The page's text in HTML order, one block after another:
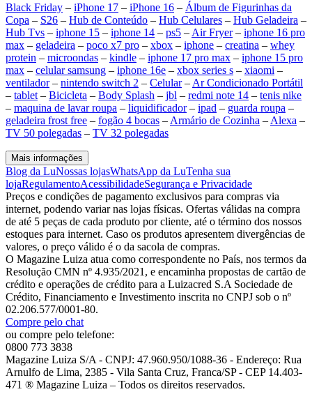
Black Friday – iPhone 17 – iPhone 16 – Álbum de Figurinhas da
Copa – S26 – Hub de Conteúdo – Hub Celulares – Hub Geladeira –
Hub Tvs – iphone 15 – iphone 14 – ps5 – Air Fryer– iphone 16 pro
max – geladeira – poco x7 pro – xbox – iphone – creatina – whey
protein – microondas – kindle – iphone 17 pro max – iphone 15 pro
max – celular samsung – iphone 16e – xbox series s – xiaomi –
ventilador– nintendo switch 2 – Celular– Ar Condicionado Portátil
– tablet – Bicicleta – Body Splash – jbl – redmi note 14 – tenis nike
– maquina de lavar roupa – liquidificador– ipad – guarda roupa –
geladeira frost free – fogão 4 bocas – Armário de Cozinha – Alexa –
TV 50 polegadas – TV 32 polegadas
Mais informações
Blog da LuNossas lojasWhatsApp da LuTenha sua
lojaRegulamentoAcessibilidadeSegurança e Privacidade
Preços e condições de pagamento exclusivos para compras via
internet, podendo variar nas lojas físicas. Ofertas válidas na compra
de até 5 peças de cada produto por cliente, até o término dos nossos
estoques para internet. Caso os produtos apresentem divergências de
valores, o preço válido é o da sacola de compras.
O Magazine Luiza atua como correspondente no País, nos termos da
Resolução CMN nº 4.935/2021, e encaminha propostas de cartão de
crédito e operações de crédito para a Luizacred S.A Sociedade de
Crédito, Financiamento e Investimento inscrita no CNPJ sob o nº
02.206.577/0001-80.
Compre pelo chat
ou compre pelo telefone:
0800 773 3838
Magazine Luiza S/A - CNPJ: 47.960.950/1088-36 - Endereço: Rua
Arnulfo de Lima, 2385 - Vila Santa Cruz, Franca/SP - CEP 14.403-
471 ® Magazine Luiza – Todos os direitos reservados.